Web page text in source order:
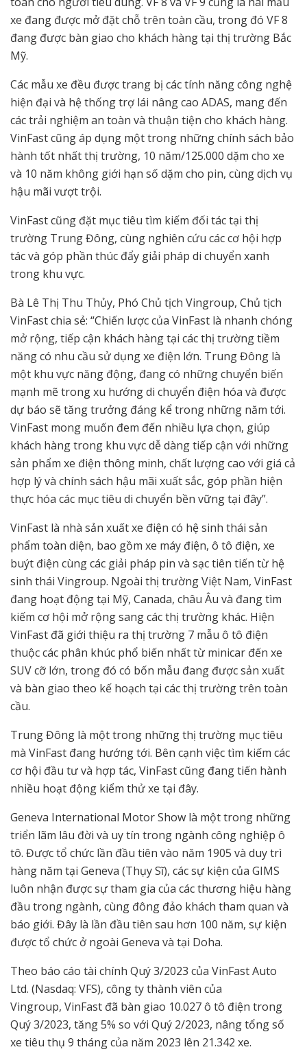
xe đang được mở đặt chỗ trên toàn cầu, trong đó VF 8
đang được bàn giao cho khách hàng tại thị trường Bắc
Mỹ.
Các mẫu xe đều được trang bị các tính năng công nghệ
hiện đại và hệ thống trợ lái nâng cao ADAS, mang đến
các trải nghiệm an toàn và thuận tiện cho khách hàng.
VinFast cũng áp dụng một trong những chính sách bảo
hành tốt nhất thị trường, 10 năm/125.000 dặm cho xe
và 10 năm không giới hạn số dặm cho pin, cùng dịch vụ
hậu mãi vượt trội.
VinFast cũng đặt mục tiêu tìm kiếm đối tác tại thị
trường Trung Đông, cùng nghiên cứu các cơ hội hợp
tác và góp phần thúc đẩy giải pháp di chuyển xanh
trong khu vực.
Bà Lê Thị Thu Thủy, Phó Chủ tịch Vingroup, Chủ tịch
VinFast chia sẻ: “Chiến lược của VinFast là nhanh chóng
mở rộng, tiếp cận khách hàng tại các thị trường tiềm
năng có nhu cầu sử dụng xe điện lớn. Trung Đông là
một khu vực năng động, đang có những chuyển biến
mạnh mẽ trong xu hướng di chuyển điện hóa và được
dự báo sẽ tăng trưởng đáng kể trong những năm tới.
VinFast mong muốn đem đến nhiều lựa chọn, giúp
khách hàng trong khu vực dễ dàng tiếp cận với những
sản phẩm xe điện thông minh, chất lượng cao với giá cả
hợp lý và chính sách hậu mãi xuất sắc, góp phần hiện
thực hóa các mục tiêu di chuyển bền vững tại đây”.
VinFast là nhà sản xuất xe điện có hệ sinh thái sản
phẩm toàn diện, bao gồm xe máy điện, ô tô điện, xe
buýt điện cùng các giải pháp pin và sạc tiên tiến từ hệ
sinh thái Vingroup. Ngoài thị trường Việt Nam, VinFast
đang hoạt động tại Mỹ, Canada, châu Âu và đang tìm
kiếm cơ hội mở rộng sang các thị trường khác. Hiện
VinFast đã giới thiệu ra thị trường 7 mẫu ô tô điện
thuộc các phân khúc phổ biến nhất từ minicar đến xe
SUV cỡ lớn, trong đó có bốn mẫu đang được sản xuất
và bàn giao theo kế hoạch tại các thị trường trên toàn
cầu.
Trung Đông là một trong những thị trường mục tiêu
mà VinFast đang hướng tới. Bên cạnh việc tìm kiếm các
cơ hội đầu tư và hợp tác, VinFast cũng đang tiến hành
nhiều hoạt động kiểm thử xe tại đây.
Geneva International Motor Show là một trong những
triển lãm lâu đời và uy tín trong ngành công nghiệp ô
tô. Được tổ chức lần đầu tiên vào năm 1905 và duy trì
hàng năm tại Geneva (Thụy Sĩ), các sự kiện của GIMS
luôn nhận được sự tham gia của các thương hiệu hàng
đầu trong ngành, cùng đông đảo khách tham quan và
báo giới. Đây là lần đầu tiên sau hơn 100 năm, sự kiện
được tổ chức ở ngoài Geneva và tại Doha.
Theo báo cáo tài chính Quý 3/2023 của VinFast Auto
Ltd. (Nasdaq: VFS), công ty thành viên của
Vingroup, VinFast đã bàn giao 10.027 ô tô điện trong
Quý 3/2023, tăng 5% so với Quý 2/2023, nâng tổng số
xe tiêu thụ 9 tháng của năm 2023 lên 21.342 xe.